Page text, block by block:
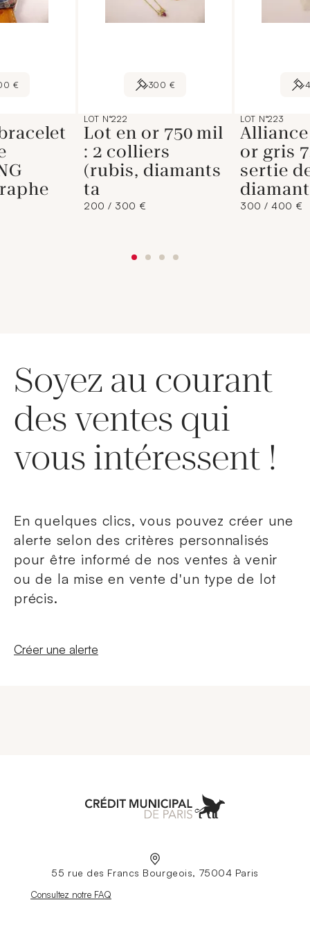
€ 300 €
LOT N°222
Lot en or 750 mil
: 2 colliers
(rubis, diamants
ta
200 / 300 €
LOT N°223
Alliance
or gris
sertie
300 / 400 €
Soyez au courant
des ventes qui
vous intéressent !
En quelques clics, vous pouvez créer une
alerte selon des critères personnalisés
pour être informé de nos ventes à venir
ou de la mise en vente d'un type de lot
précis.
Nouvelle fenêtre
Créer une alerte
55 rue des Francs Bourgeois, 75004 Paris
Nouvelle fenêtre
Consultez notre FAQ